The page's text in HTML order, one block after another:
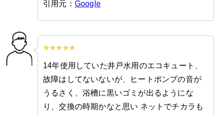
引用元： Google
14年使用していた井戸水用のエコキュート、
故障はしてないないが、ヒートポンプの音が
うるさく、浴槽に黒いゴミが出るようにな
り、交換の時期かなと思い ネットでチカラも